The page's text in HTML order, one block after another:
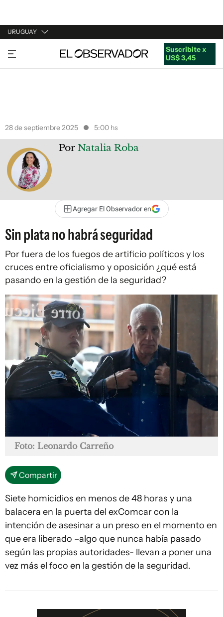
URUGUAY
URUGUAY
ARGENTINA
Suscribite x
US$ 3,45
28 de septiembre 2025 5:00 hs
Por Natalia Roba
Agregar El Observador en
Sin plata no habrá seguridad
Por fuera de los fuegos de artificio políticos y los
cruces entre oficialismo y oposición ¿qué está
pasando en la gestión de la seguridad?
Foto: Leonardo Carreño
Compartir
Siete homicidios en menos de 48 horas y una
balacera en la puerta del exComcar con la
intención de asesinar a un preso en el momento en
que era liberado –algo que nunca había pasado
según las propias autoridades- llevan a poner una
vez más el foco en la gestión de la seguridad.